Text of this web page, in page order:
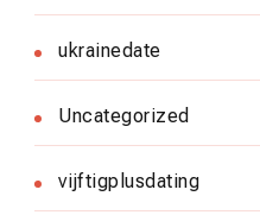
ukrainedate
Uncategorized
vijftigplusdating